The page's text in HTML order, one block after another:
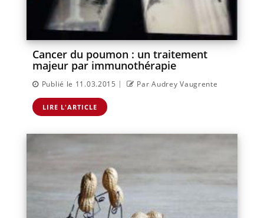
Cancer du poumon : un traitement
majeur par immunothérapie
Publié le 11.03.2015 | Par Audrey Vaugrente
LIRE L'ARTICLE